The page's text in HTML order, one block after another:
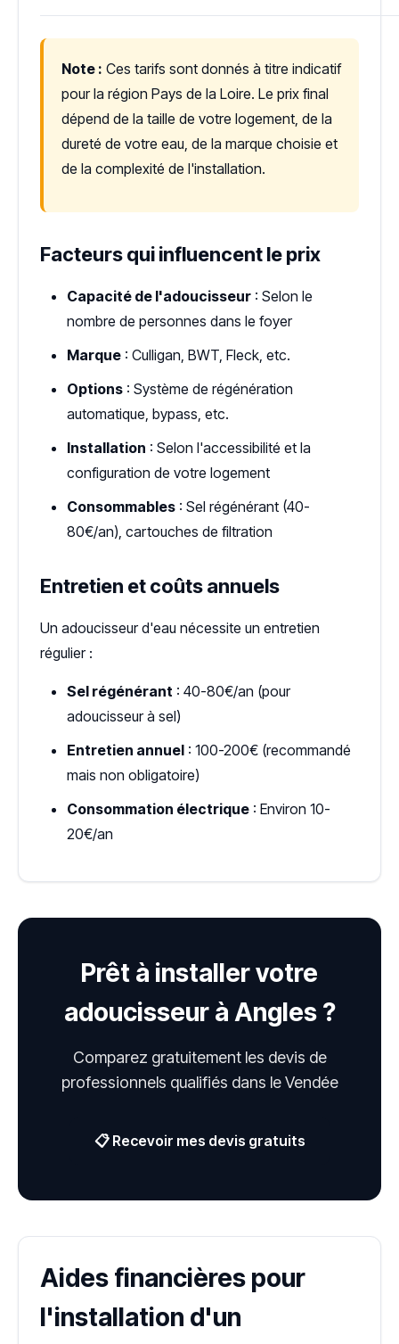
Note : Ces tarifs sont donnés à titre indicatif
pour la région Pays de la Loire. Le prix final
dépend de la taille de votre logement, de la
dureté de votre eau, de la marque choisie et
de la complexité de l'installation.
Facteurs qui influencent le prix
Capacité de l'adoucisseur : Selon le
nombre de personnes dans le foyer
Marque : Culligan, BWT, Fleck, etc.
Options : Système de régénération
automatique, bypass, etc.
Installation : Selon l'accessibilité et la
configuration de votre logement
Consommables : Sel régénérant (40-
80€/an), cartouches de filtration
Entretien et coûts annuels
Un adoucisseur d'eau nécessite un entretien
régulier :
Sel régénérant : 40-80€/an (pour
adoucisseur à sel)
Entretien annuel : 100-200€ (recommandé
mais non obligatoire)
Consommation électrique : Environ 10-
20€/an
Prêt à installer votre
adoucisseur à Angles ?
Comparez gratuitement les devis de
professionnels qualifiés dans le Vendée
📋 Recevoir mes devis gratuits
Aides financières pour
l'installation d'un